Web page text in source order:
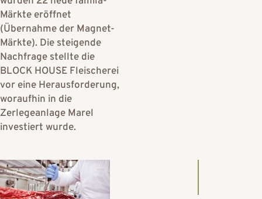
Märkte eröffnet
(Übernahme der Magnet-
Märkte). Die steigende
Nachfrage stellte die
BLOCK HOUSE Fleischerei
vor eine Herausforderung,
woraufhin in die
Zerlegeanlage Marel
investiert wurde.